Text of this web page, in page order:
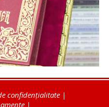
confidențialitate |
|